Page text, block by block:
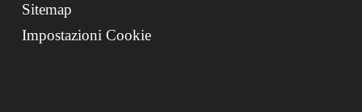
Sitemap
Impostazioni Cookie